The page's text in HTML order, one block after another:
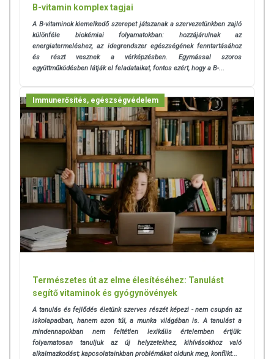
B-vitamin komplex tagjai
A B-vitaminok kiemelkedő szerepet játszanak a szervezetünkben zajló
különféle biokémiai folyamatokban: hozzájárulnak az
energiatermeléshez, az idegrendszer egészségének fenntartásához
és részt vesznek a vérképzésben. Egymással szoros
együttműködésben látják el feladataikat, fontos ezért, hogy a B-...
Immunerősítés, egészségvédelem
Természetes út az elme élesítéséhez: Tanulást
segítő vitaminok és gyógynövények
A tanulás és fejlődés életünk szerves részét képezi - nem csupán az
iskolapadban, hanem azon túl, a munka világában is. A tanulást a
mindennapokban nem feltétlen lexikális értelemben értjük:
folyamatosan tanuljuk az új helyzetekhez, kihívásokhoz való
alkalmazkodást; kapcsolatainkban problémákat oldunk meg, konflikt...